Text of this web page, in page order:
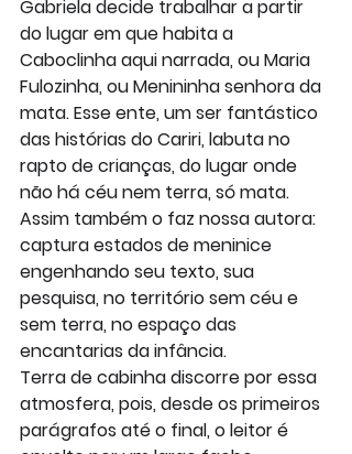
Gabriela decide trabalhar a partir
do lugar em que habita a
Caboclinha aqui narrada, ou Maria
Fulozinha, ou Menininha senhora da
mata. Esse ente, um ser fantástico
das histórias do Cariri, labuta no
rapto de crianças, do lugar onde
não há céu nem terra, só mata.
Assim também o faz nossa autora:
captura estados de meninice
engenhando seu texto, sua
pesquisa, no território sem céu e
sem terra, no espaço das
encantarias da infância.
Terra de cabinha discorre por essa
atmosfera, pois, desde os primeiros
parágrafos até o final, o leitor é